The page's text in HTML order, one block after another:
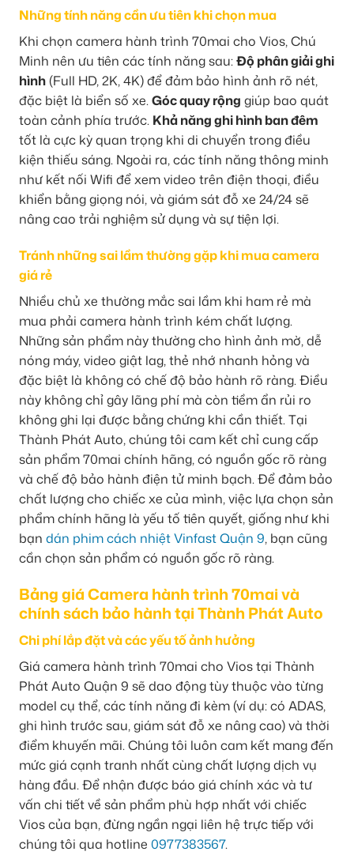
Những tính năng cần ưu tiên khi chọn mua
Khi chọn camera hành trình 70mai cho Vios, Chú
Minh nên ưu tiên các tính năng sau:Độ phân giải ghi
hình(Full HD, 2K, 4K) để đảm bảo hình ảnh rõ nét,
đặc biệt là biển số xe.Góc quay rộng giúp bao quát
toàn cảnh phía trước. Khả năng ghi hình ban đêm
tốt là cực kỳ quan trọng khi di chuyển trong điều
kiện thiếu sáng. Ngoài ra, các tính năng thông minh
như kết nối Wifi để xem video trên điện thoại, điều
khiển bằng giọng nói, và giám sát đỗ xe 24/24 sẽ
nâng cao trải nghiệm sử dụng và sự tiện lợi.
Tránh những sai lầm thường gặp khi mua camera
giá rẻ
Nhiều chủ xe thường mắc sai lầm khi ham rẻ mà
mua phải camera hành trình kém chất lượng.
Những sản phẩm này thường cho hình ảnh mờ, dễ
nóng máy, video giật lag, thẻ nhớ nhanh hỏng và
đặc biệt là không có chế độ bảo hành rõ ràng. Điều
này không chỉ gây lãng phí mà còn tiềm ẩn rủi ro
không ghi lại được bằng chứng khi cần thiết. Tại
Thành Phát Auto, chúng tôi cam kết chỉ cung cấp
sản phẩm 70mai chính hãng, có nguồn gốc rõ ràng
và chế độ bảo hành điện tử minh bạch. Để đảm bảo
chất lượng cho chiếc xe của mình, việc lựa chọn sản
phẩm chính hãng là yếu tố tiên quyết, giống như khi
bạn dán phim cách nhiệt Vinfast Quận 9, bạn cũng
cần chọn sản phẩm có nguồn gốc rõ ràng.
Bảng giá Camera hành trình 70mai và
chính sách bảo hành tại Thành Phát Auto
Chi phí lắp đặt và các yếu tố ảnh hưởng
Giá camera hành trình 70mai cho Vios tại Thành
Phát Auto Quận 9 sẽ dao động tùy thuộc vào từng
model cụ thể, các tính năng đi kèm (ví dụ: có ADAS,
ghi hình trước sau, giám sát đỗ xe nâng cao) và thời
điểm khuyến mãi. Chúng tôi luôn cam kết mang đến
mức giá cạnh tranh nhất cùng chất lượng dịch vụ
hàng đầu. Để nhận được báo giá chính xác và tư
vấn chi tiết về sản phẩm phù hợp nhất với chiếc
Vios của bạn, đừng ngần ngại liên hệ trực tiếp với
chúng tôi qua hotline 0977383567.